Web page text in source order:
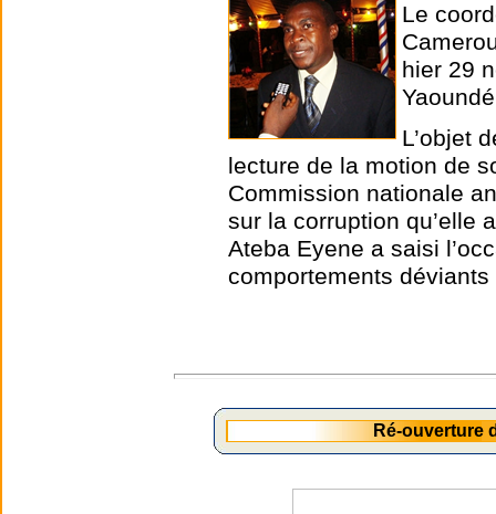
Le
hier 29
L’objet
lecture de la motion de
Commission nationale
sur la corruption qu’elle
Ateba Eyene a saisi
comportements
Ré-ouverture